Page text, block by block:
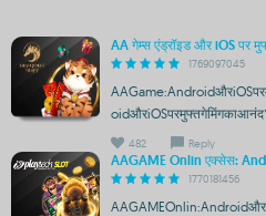
AA गेम्स एंड्रॉइड और iOS पर
1769097045
482 Reply
AAGAME Onlin एक्सेस:
1770181456